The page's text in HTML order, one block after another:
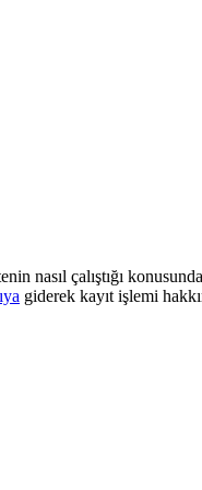
nasıl çalıştığı
giderek kayıt işlemi